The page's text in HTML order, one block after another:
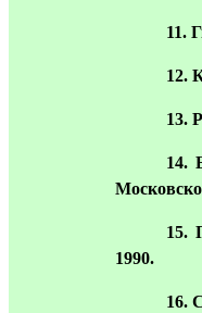
11.
12.
13.
14.
15.
1990.
16.